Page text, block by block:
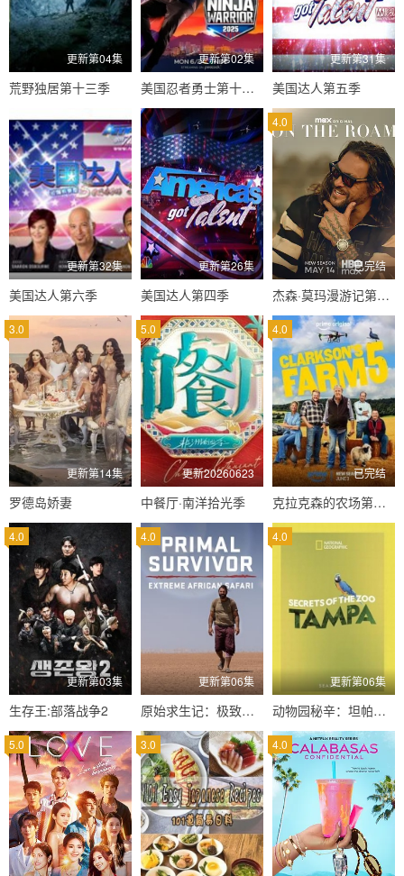
更新第04集
荒野独居第十三季
更新第02集
美国忍者勇士第十八季
更新第31集
美国达人第五季
更新第32集
美国达人第六季
更新第26集
美国达人第四季
4.0
已完结
杰森·莫玛漫游记第二季
3.0
更新第14集
罗德岛娇妻
5.0
更新20260623
中餐厅·南洋拾光季
4.0
已完结
克拉克森的农场第五季
4.0
更新第03集
生存王:部落战争2
4.0
更新第06集
原始求生记：极致非洲野生动物园
4.0
更新第06集
动物园秘辛：坦帕第二季
5.0 3.0 4.0